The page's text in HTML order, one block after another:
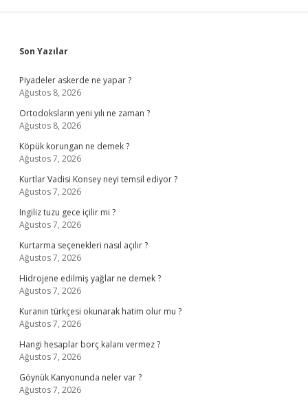
Sidebar
Son Yazılar
Piyadeler askerde ne yapar ?
Ağustos 8, 2026
Ortodoksların yeni yılı ne zaman ?
Ağustos 8, 2026
Köpük korungan ne demek ?
Ağustos 7, 2026
Kurtlar Vadisi Konsey neyi temsil ediyor ?
Ağustos 7, 2026
Ingiliz tuzu gece içilir mi ?
Ağustos 7, 2026
Kurtarma seçenekleri nasıl açılır ?
Ağustos 7, 2026
Hidrojene edilmiş yağlar ne demek ?
Ağustos 7, 2026
Kuranın türkçesi okunarak hatim olur mu ?
Ağustos 7, 2026
Hangi hesaplar borç kalanı vermez ?
Ağustos 7, 2026
Göynük Kanyonunda neler var ?
Ağustos 7, 2026